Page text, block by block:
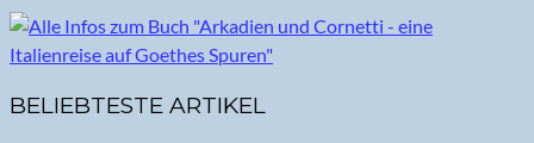
BELIEBTESTE ARTIKEL